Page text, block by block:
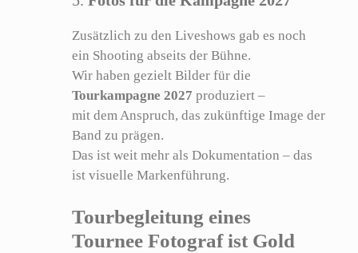
Zusätzlich zu den Liveshows gab es noch
ein Shooting abseits der Bühne.
Wir haben gezielt Bilder für die
Tourkampagne 2027 produziert –
mit dem Anspruch, das zukünftige Image der
Band zu prägen.
Das ist weit mehr als Dokumentation – das
ist visuelle Markenführung.
Tourbegleitung eines
Tournee Fotograf ist Gold